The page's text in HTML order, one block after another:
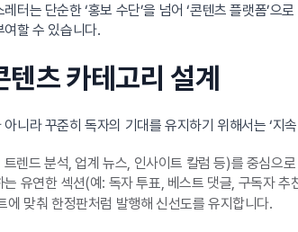
터는 단순한 ‘홍보 수단’을 넘어 ‘콘텐츠 플랫폼’
할 수 있습니다.
츠 카테고리 설계
니라 꾸준히 독자의 기대를 유지하기 위해서는 ‘지
렌드 분석, 업계 뉴스, 인사이트 칼럼 등)를 중심으
유연한 섹션(예: 독자 투표, 베스트 댓글, 구독자 추
맞춰 한정판처럼 발행해 신선도를 유지합니다.